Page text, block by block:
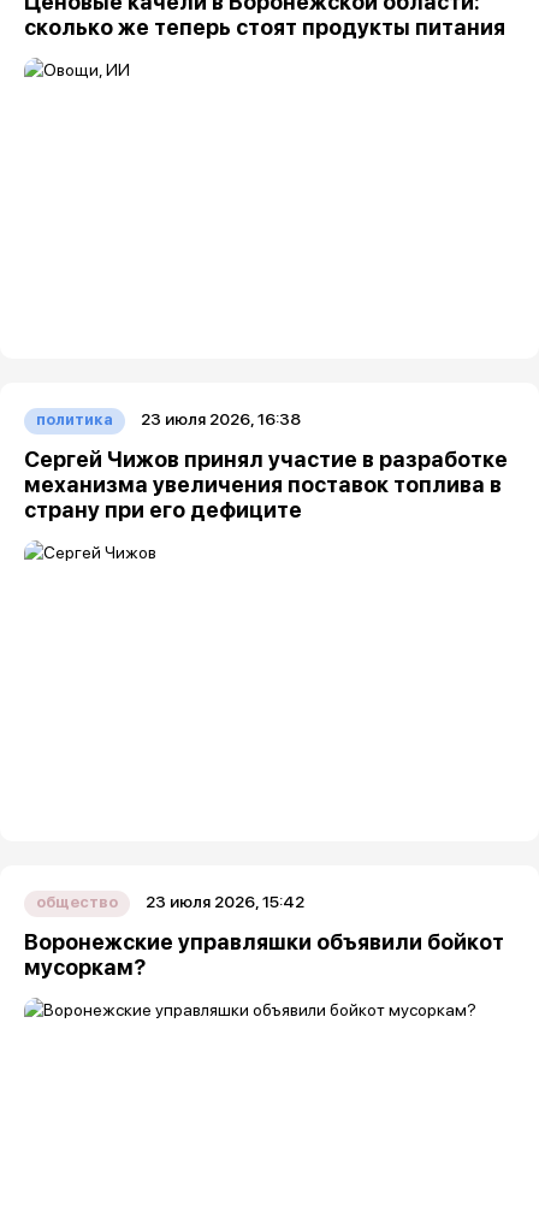
сколько же теперь стоят продукты питания
политика 23 июля 2026, 16:38
Сергей Чижов принял участие в разработке
механизма увеличения поставок топлива в
страну при его дефиците
общество 23 июля 2026, 15:42
Воронежские управляшки объявили бойкот
мусоркам?